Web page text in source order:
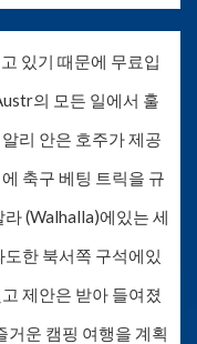
있기 때문에 무료입
의 모든 일에서 훌
리 안은 호주가 제공
축구 베팅 트릭을 규
(Walhalla)에있는 세
도한 북서쪽 구석에있
제안은 받아 들여졌
거운 캠핑 여행을 계획